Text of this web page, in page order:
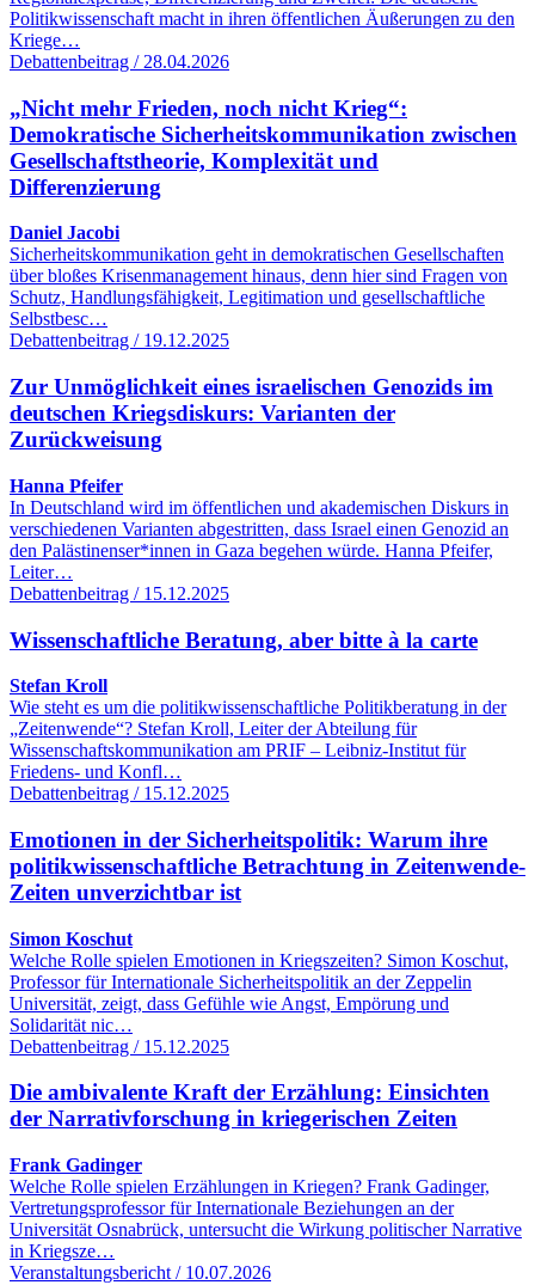
Politikwissenschaft macht in ihren öffentlichen Äußerungen zu den
Kriege…
Debattenbeitrag / 28.04.2026
„Nicht mehr Frieden, noch nicht Krieg“:
Demokratische Sicherheitskommunikation zwischen
Gesellschaftstheorie, Komplexität und
Differenzierung
Daniel Jacobi
Sicherheitskommunikation geht in demokratischen Gesellschaften
über bloßes Krisenmanagement hinaus, denn hier sind Fragen von
Schutz, Handlungsfähigkeit, Legitimation und gesellschaftliche
Selbstbesc…
Debattenbeitrag / 19.12.2025
Zur Unmöglichkeit eines israelischen Genozids im
deutschen Kriegsdiskurs: Varianten der
Zurückweisung
Hanna Pfeifer
In Deutschland wird im öffentlichen und akademischen Diskurs in
verschiedenen Varianten abgestritten, dass Israel einen Genozid an
den Palästinenser*innen in Gaza begehen würde. Hanna Pfeifer,
Leiter…
Debattenbeitrag / 15.12.2025
Wissenschaftliche Beratung, aber bitte à la carte
Stefan Kroll
Wie steht es um die politikwissenschaftliche Politikberatung in der
„Zeitenwende“? Stefan Kroll, Leiter der Abteilung für
Wissenschaftskommunikation am PRIF – Leibniz-Institut für
Friedens- und Konfl…
Debattenbeitrag / 15.12.2025
Emotionen in der Sicherheitspolitik: Warum ihre
politikwissenschaftliche Betrachtung in Zeitenwende-
Zeiten unverzichtbar ist
Simon Koschut
Welche Rolle spielen Emotionen in Kriegszeiten? Simon Koschut,
Professor für Internationale Sicherheitspolitik an der Zeppelin
Universität, zeigt, dass Gefühle wie Angst, Empörung und
Solidarität nic…
Debattenbeitrag / 15.12.2025
Die ambivalente Kraft der Erzählung: Einsichten
der Narrativforschung in kriegerischen Zeiten
Frank Gadinger
Welche Rolle spielen Erzählungen in Kriegen? Frank Gadinger,
Vertretungsprofessor für Internationale Beziehungen an der
Universität Osnabrück, untersucht die Wirkung politischer Narrative
in Kriegsze…
Veranstaltungsbericht / 10.07.2026